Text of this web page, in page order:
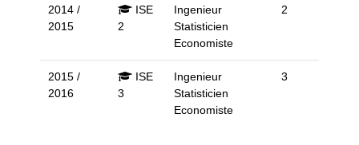
2014 /
2015
ISE
2
Ingenieur
Statisticien
Economiste
2
2015 /
2016
ISE
3
Ingenieur
Statisticien
Economiste
3